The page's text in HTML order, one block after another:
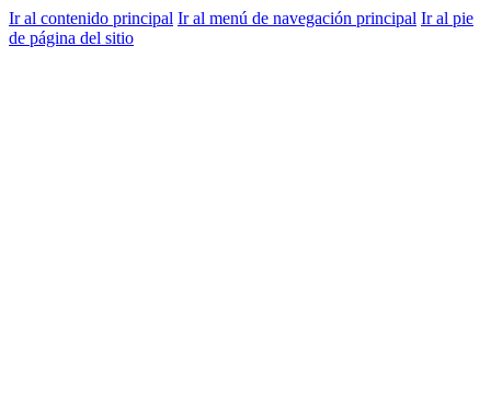
Ir al contenido principal Ir al menú de navegación principal Ir al pie
de página del sitio